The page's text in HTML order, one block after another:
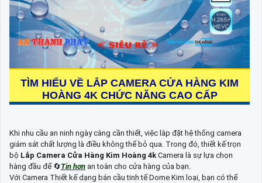
TÌM HIỂU VỀ LẮP CAMERA CỬA HÀNG KIM
HOÀNG 4KCHỨC NĂNG CAO CẤP
Khi nhu cầu an ninh ngày càng cần thiết, việc lắp đặt hệ thống camera
giám sát chất lượng là điều không thể bỏ qua. Trong đó, thiết kế trọn
bộ Lắp Camera Cửa Hàng Kim Hoàng 4k Camera là sự lựa chọn
hàng đầu để 🔄Tin hơn an toàn cho cửa hàng của bạn.
Với Camera Thiết kế dạng bán cầu tinh tế Dome Kim loại, bạn có thể